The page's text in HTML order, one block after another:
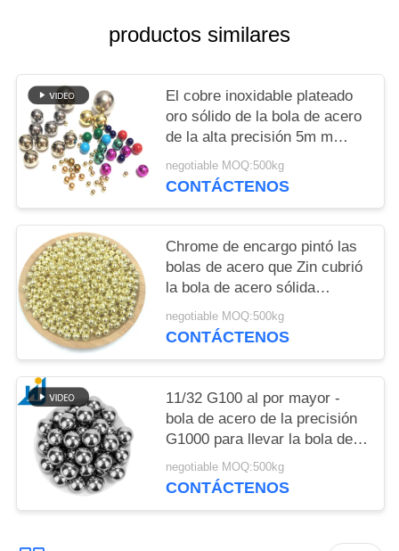
productos similares
El cobre inoxidable plateado
oro sólido de la bola de acero
de la alta precisión 5m m
plateó las bolas de acero
negotiable MOQ:500kg
CONTÁCTENOS
Chrome de encargo pintó las
bolas de acero que Zin cubrió
la bola de acero sólida
niquelada del hierro del metal
de la bola de acero de
negotiable MOQ:500kg
CONTÁCTENOS
11/32 G100 al por mayor -
bola de acero de la precisión
G1000 para llevar la bola de
acero redonda endurecida
1010 1015 de carbono
negotiable MOQ:500kg
CONTÁCTENOS